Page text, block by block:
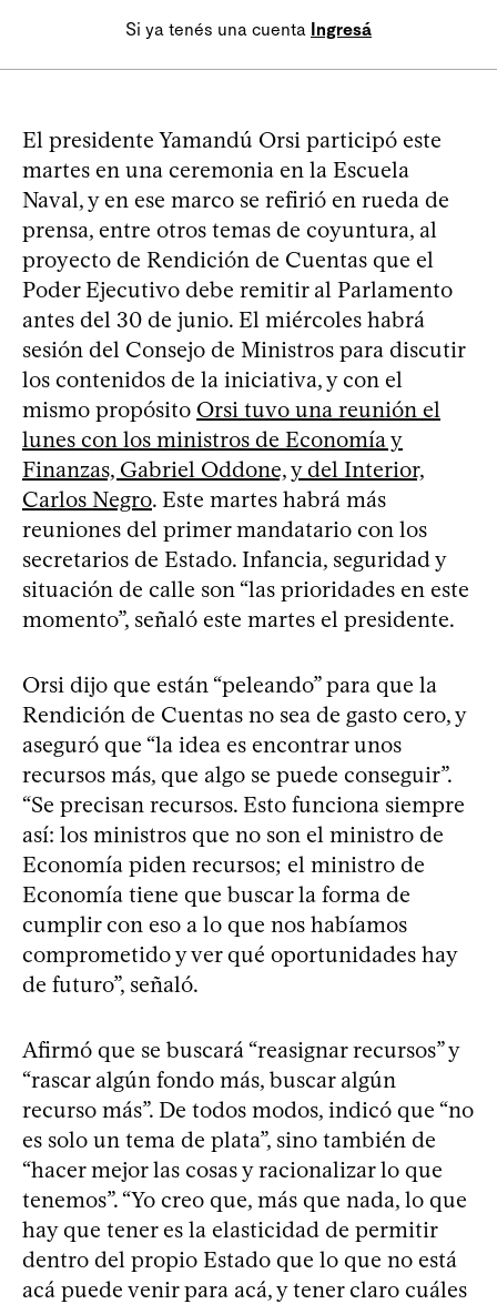
Si ya tenés una cuenta Ingresá
El presidente Yamandú Orsi participó este
martes en una ceremonia en la Escuela
Naval, y en ese marco se refirió en rueda de
prensa, entre otros temas de coyuntura, al
proyecto de Rendición de Cuentas que el
Poder Ejecutivo debe remitir al Parlamento
antes del 30 de junio. El miércoles habrá
sesión del Consejo de Ministros para discutir
los contenidos de la iniciativa, y con el
mismo propósito Orsi tuvo una reunión el
lunes con los ministros de Economía y
Finanzas, Gabriel Oddone, y del Interior,
Carlos Negro. Este martes habrá más
reuniones del primer mandatario con los
secretarios de Estado. Infancia, seguridad y
situación de calle son “las prioridades en este
momento”, señaló este martes el presidente.
Orsi dijo que están “peleando” para que la
Rendición de Cuentas no sea de gasto cero, y
aseguró que “la idea es encontrar unos
recursos más, que algo se puede conseguir”.
“Se precisan recursos. Esto funciona siempre
así: los ministros que no son el ministro de
Economía piden recursos; el ministro de
Economía tiene que buscar la forma de
cumplir con eso a lo que nos habíamos
comprometido y ver qué oportunidades hay
de futuro”, señaló.
Afirmó que se buscará “reasignar recursos” y
“rascar algún fondo más, buscar algún
recurso más”. De todos modos, indicó que “no
es solo un tema de plata”, sino también de
“hacer mejor las cosas y racionalizar lo que
tenemos”. “Yo creo que, más que nada, lo que
hay que tener es la elasticidad de permitir
dentro del propio Estado que lo que no está
acá puede venir para acá, y tener claro cuáles